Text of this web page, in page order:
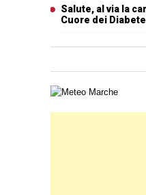
Salute, al via la
Cuore dei Diabete
Carta meteorologica